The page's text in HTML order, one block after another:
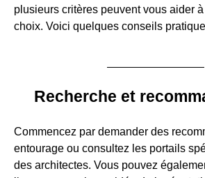
plusieurs critères peuvent vous aider
choix. Voici quelques conseils
Recherche et
Commencez par demander des
entourage ou consultez les portails
des architectes. Vous pouvez